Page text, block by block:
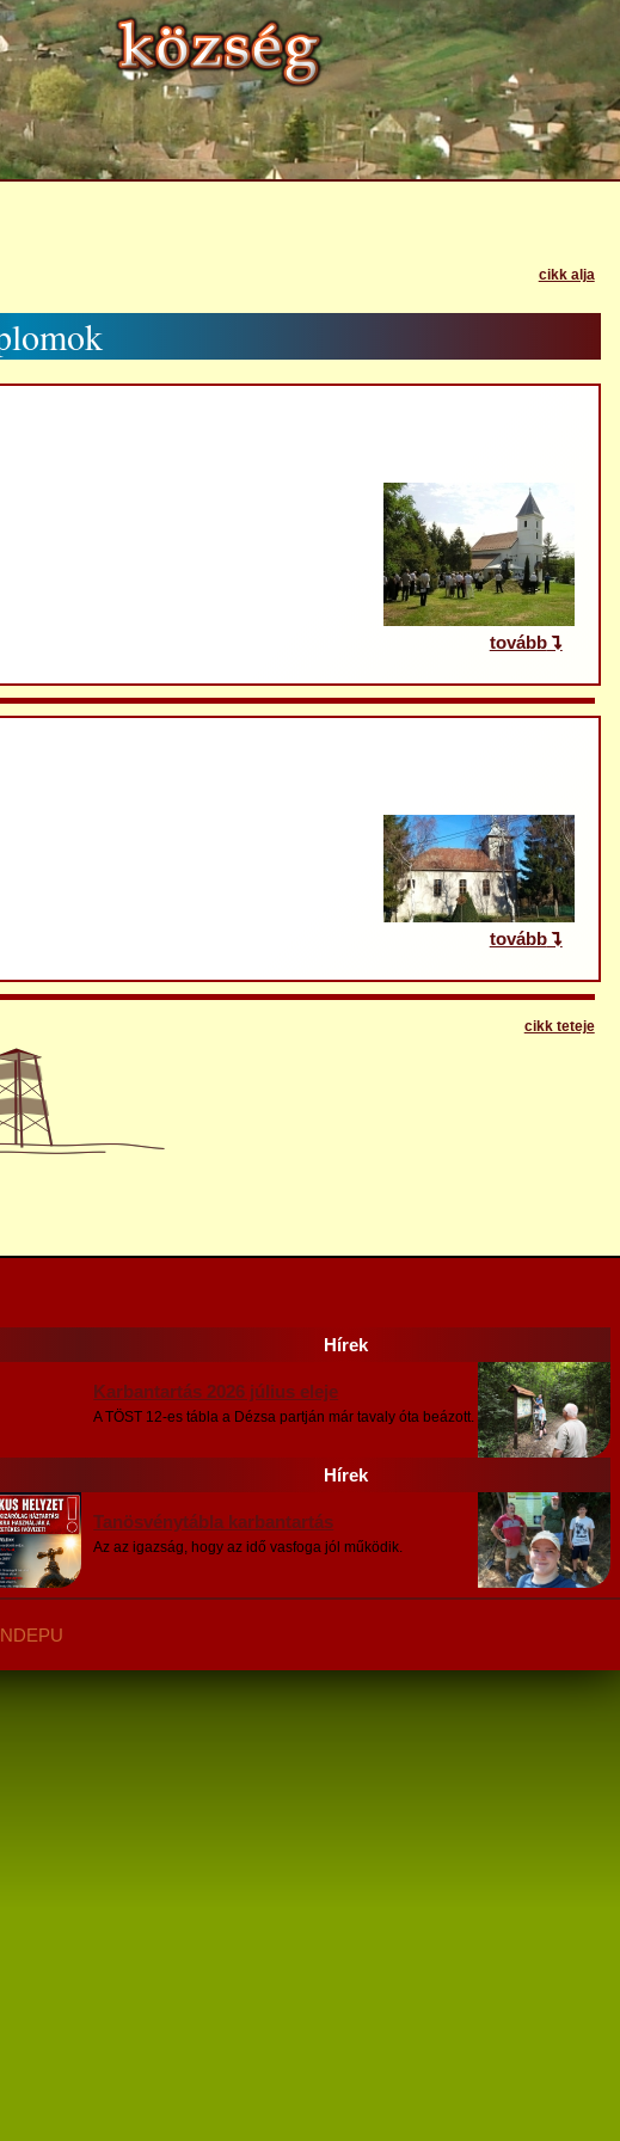
cikk alja
tovább
tovább
cikk teteje
Hírek
Karbantartás 2026 július eleje
A TÖST 12-es tábla a Dézsa partján már tavaly óta beázott.
Hírek
Tanösvénytábla karbantartás
Az az igazság, hogy az idő vasfoga jól működik.